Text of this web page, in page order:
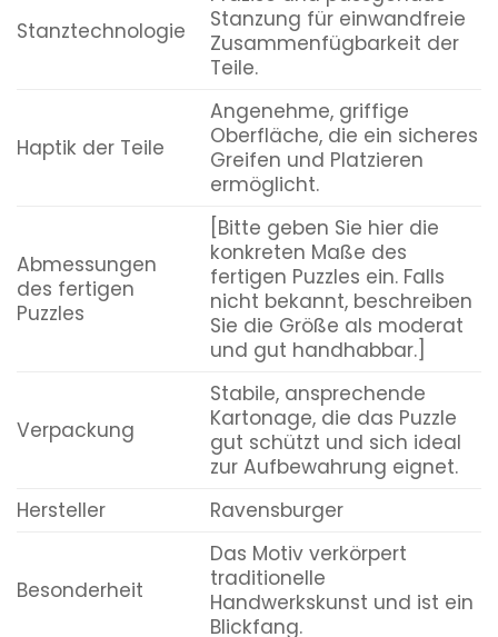
Stanztechnologie
Stanzung für einwandfreie
Zusammenfügbarkeit der
Teile.
Haptik der Teile
Angenehme, griffige
Oberfläche, die ein sicheres
Greifen und Platzieren
ermöglicht.
Abmessungen
des fertigen
Puzzles
[Bitte geben Sie hier die
konkreten Maße des
fertigen Puzzles ein. Falls
nicht bekannt, beschreiben
Sie die Größe als moderat
und gut handhabbar.]
Verpackung
Stabile, ansprechende
Kartonage, die das Puzzle
gut schützt und sich ideal
zur Aufbewahrung eignet.
Hersteller
Ravensburger
Besonderheit
Das Motiv verkörpert
traditionelle
Handwerkskunst und ist ein
Blickfang.